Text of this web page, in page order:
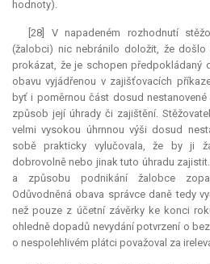
hodnoty).
[28] V napadeném rozhodnutí
(žalobci) nic nebránilo doložit, že
prokázat, že je schopen předpokládaný
obavu vyjádřenou v zajišťovacích
byť i poměrnou část dosud nestanovené
způsob její úhrady či zajištění.
velmi vysokou úhrnnou výši dosud
sobě prakticky vylučovala, že by ji
dobrovolně nebo jinak tuto úhradu
a způsobu podnikání žalobce
Odůvodněná obava správce daně tedy
než pouze z účetní závěrky ke konci
ohledně dopadů nevydání potvrzení o
o nespolehlivém plátci považoval za